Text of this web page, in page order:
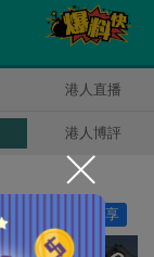
港人直播
港人博評
分享